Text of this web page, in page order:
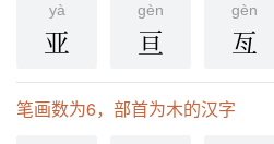
yà
亚
ɡèn
亘
gèn
亙
笔画数为6，部首为木的汉字